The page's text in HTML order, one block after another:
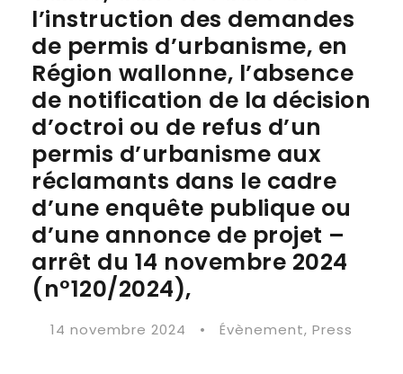
l’instruction des demandes
de permis d’urbanisme, en
Région wallonne, l’absence
de notification de la décision
d’octroi ou de refus d’un
permis d’urbanisme aux
réclamants dans le cadre
d’une enquête publique ou
d’une annonce de projet –
arrêt du 14 novembre 2024
(n°120/2024),
14 novembre 2024 • Évènement, Press